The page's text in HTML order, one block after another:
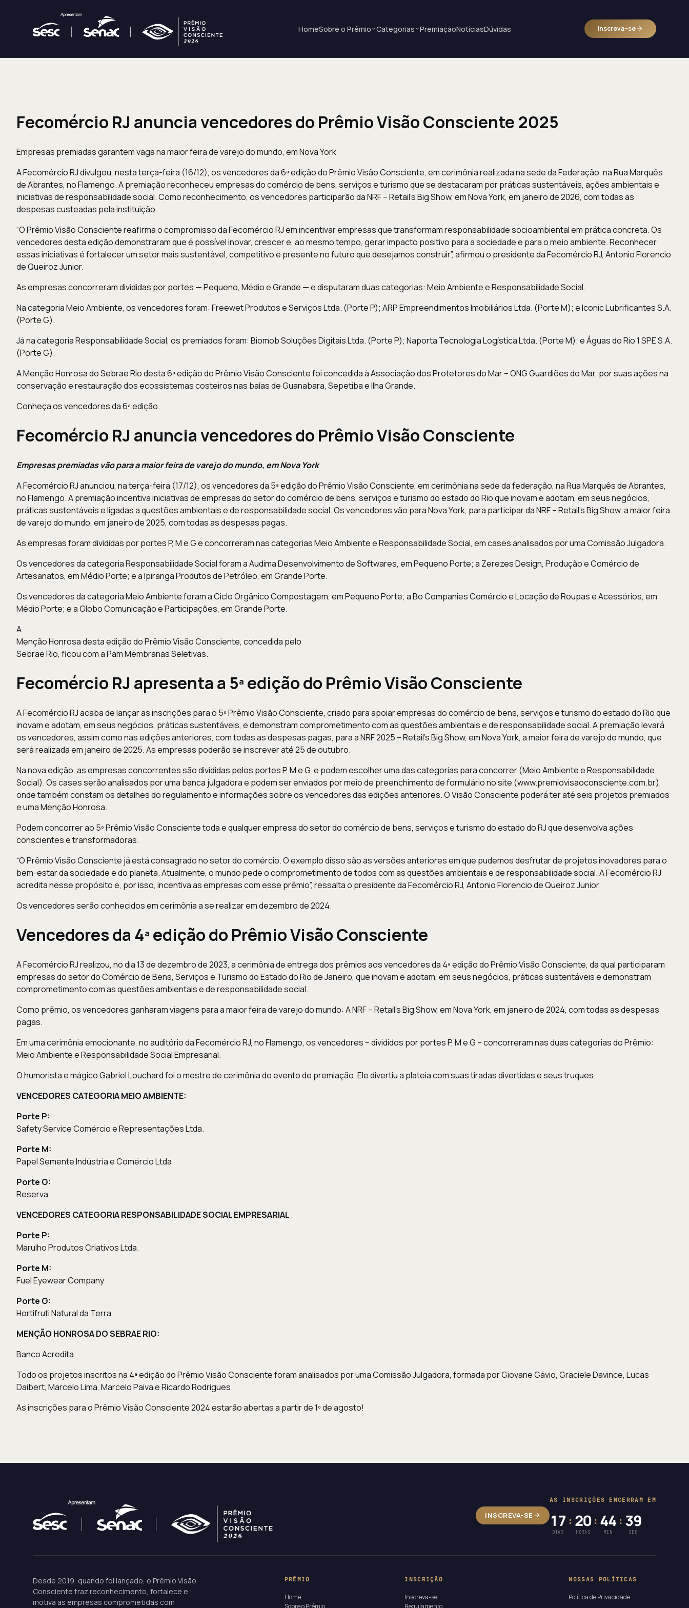
HomeSobre o Prêmio Categorias PremiaçãoNotíciasDúvidas Inscreva-se
Fecomércio RJ anuncia vencedoresdo Prêmio Visão Consciente 2025
Empresas premiadas garantem vaga na maior feira de varejo do mundo, em Nova York
A Fecomércio RJ divulgou, nesta terça-feira (16/12), os vencedores da 6ª edição do Prêmio Visão Consciente, em cerimônia realizada na sede da Federação, na Rua Marquês
de Abrantes, no Flamengo. A premiação reconheceu empresas do comércio de bens, serviços e turismo que se destacaram por práticas sustentáveis, ações ambientais e
iniciativas de responsabilidade social. Como reconhecimento, os vencedores participarão da NRF – Retail’s Big Show, em Nova York, em janeiro de 2026, com todas as
despesas custeadas pela instituição.
“O Prêmio Visão Consciente reafirma o compromisso da Fecomércio RJ em incentivar empresas que transformam responsabilidade socioambiental em prática concreta. Os
vencedores desta edição demonstraram que é possível inovar, crescer e, ao mesmo tempo, gerar impacto positivo para a sociedade e para o meio ambiente. Reconhecer
essas iniciativas é fortalecer um setor mais sustentável, competitivo e presente no futuro que desejamos construir”, afirmou o presidente da Fecomércio RJ, Antonio Florencio
de Queiroz Junior.
As empresas concorreram divididas por portes — Pequeno, Médio e Grande — e disputaram duas categorias: Meio Ambiente e Responsabilidade Social.
Na categoria Meio Ambiente, os vencedores foram: Freewet Produtos e Serviços Ltda. (Porte P); ARP Empreendimentos Imobiliários Ltda. (Porte M); e Iconic Lubrificantes S.A.
(Porte G).
Já na categoria Responsabilidade Social, os premiados foram: Biomob Soluções Digitais Ltda. (Porte P); Naporta Tecnologia Logística Ltda. (Porte M); e Águas do Rio 1 SPE S.A.
(Porte G).
A Menção Honrosa do Sebrae Rio desta 6ª edição do Prêmio Visão Consciente foi concedida à Associação dos Protetores do Mar – ONG Guardiões do Mar, por suas ações na
conservação e restauração dos ecossistemas costeiros nas baías de Guanabara, Sepetiba e Ilha Grande.
Conheça os vencedores da 6ª edição.
Fecomércio RJ anuncia vencedores do Prêmio Visão Consciente
Empresas premiadas vão para a maior feira de varejo do mundo, em Nova York
A Fecomércio RJ anunciou, na terça-feira (17/12), os vencedores da 5ª edição do Prêmio Visão Consciente, em cerimônia na sede da federação, na Rua Marquês de Abrantes,
no Flamengo. A premiação incentiva iniciativas de empresas do setor do comércio de bens, serviços e turismo do estado do Rio que inovam e adotam, em seus negócios,
práticas sustentáveis e ligadas a questões ambientais e de responsabilidade social. Os vencedores vão para Nova York, para participar da NRF – Retail’s Big Show, a maior feira
de varejo do mundo, em janeiro de 2025, com todas as despesas pagas.
As empresas foram divididas por portes P, M e G e concorreram nas categorias Meio Ambiente e Responsabilidade Social, em cases analisados por uma Comissão Julgadora.
Os vencedores da categoria Responsabilidade Social foram a Audima Desenvolvimento de Softwares, em Pequeno Porte; a Zerezes Design, Produção e Comércio de
Artesanatos, em Médio Porte; e a Ipiranga Produtos de Petróleo, em Grande Porte.
Os vencedores da categoria Meio Ambiente foram a Ciclo Orgânico Compostagem, em Pequeno Porte; a Bo Companies Comércio e Locação de Roupas e Acessórios, em
Médio Porte; e a Globo Comunicação e Participações, em Grande Porte.
A
Menção Honrosa desta edição do Prêmio Visão Consciente, concedida pelo
Sebrae Rio, ficou com a Pam Membranas Seletivas.
Fecomércio RJ apresenta a 5ª edição do Prêmio Visão Consciente
A Fecomércio RJ acaba de lançar as inscrições para o 5º Prêmio Visão Consciente, criado para apoiar empresas do comércio de bens, serviços e turismo do estado do Rio que
inovam e adotam, em seus negócios, práticas sustentáveis, e demonstram comprometimento com as questões ambientais e de responsabilidade social. A premiação levará
os vencedores, assim como nas edições anteriores, com todas as despesas pagas, para a NRF 2025 – Retail’s Big Show, em Nova York, a maior feira de varejo do mundo, que
será realizada em janeiro de 2025. As empresas poderão se inscrever até 25 de outubro.
Na nova edição, as empresas concorrentes são divididas pelos portes P, M e G, e podem escolher uma das categorias para concorrer (Meio Ambiente e Responsabilidade
Social). Os cases serão analisados por uma banca julgadora e podem ser enviados por meio de preenchimento de formulário no site (www.premiovisaoconsciente.com.br),
onde também constam os detalhes do regulamento e informações sobre os vencedores das edições anteriores. O Visão Consciente poderá ter até seis projetos premiados
e uma Menção Honrosa.
Podem concorrer ao 5º Prêmio Visão Consciente toda e qualquer empresa do setor do comércio de bens, serviços e turismo do estado do RJ que desenvolva ações
conscientes e transformadoras.
“O Prêmio Visão Consciente já está consagrado no setor do comércio. O exemplo disso são as versões anteriores em que pudemos desfrutar de projetos inovadores para o
bem-estar da sociedade e do planeta. Atualmente, o mundo pede o comprometimento de todos com as questões ambientais e de responsabilidade social. A Fecomércio RJ
acredita nesse propósito e, por isso, incentiva as empresas com esse prêmio”, ressalta o presidente da Fecomércio RJ, Antonio Florencio de Queiroz Junior.
Os vencedores serão conhecidos em cerimônia a se realizar em dezembro de 2024.
Vencedores da 4ª edição do Prêmio Visão Consciente
A Fecomércio RJ realizou, no dia 13 de dezembro de 2023, a cerimônia de entrega dos prêmios aos vencedores da 4ª edição do Prêmio Visão Consciente, da qual participaram
empresas do setor do Comércio de Bens, Serviços e Turismo do Estado do Rio de Janeiro, que inovam e adotam, em seus negócios, práticas sustentáveis e demonstram
comprometimento com as questões ambientais e de responsabilidade social.
Como prêmio, os vencedores ganharam viagens para a maior feira de varejo do mundo: A NRF – Retail’s Big Show, em Nova York, em janeiro de 2024, com todas as despesas
pagas.
Em uma cerimônia emocionante, no auditório da Fecomércio RJ, no Flamengo, os vencedores – divididos por portes P, M e G – concorreram nas duas categorias do Prêmio:
Meio Ambiente e Responsabilidade Social Empresarial.
O humorista e mágico Gabriel Louchard foi o mestre de cerimônia do evento de premiação. Ele divertiu a plateia com suas tiradas divertidas e seus truques.
VENCEDORES CATEGORIA MEIO AMBIENTE:
Porte P:
Safety Service Comércio e Representações Ltda.
Porte M:
Papel Semente Indústria e Comércio Ltda.
Porte G:
Reserva
VENCEDORES CATEGORIA RESPONSABILIDADE SOCIAL EMPRESARIAL
Porte P:
Marulho Produtos Criativos Ltda.
Porte M:
Fuel Eyewear Company
Porte G:
Hortifruti Natural da Terra
MENÇÃO HONROSA DO SEBRAE RIO:
Banco Acredita
Todo os projetos inscritos na 4ª edição do Prêmio Visão Consciente foram analisados por uma Comissão Julgadora, formada por Giovane Gávio, Graciele Davince, Lucas
Daibert, Marcelo Lima, Marcelo Paiva e Ricardo Rodrigues.
As inscrições para o Prêmio Visão Consciente 2024 estarão abertas a partir de 1º de agosto!
INSCREVA-SE
AS INSCRIÇÕES ENCERRAM EM
17
DIAS
: 20
HORAS
: 44
MIN
: 38
SEG
Desde 2019, quando foi lançado, o Prêmio Visão
Consciente traz reconhecimento, fortalece e
motiva as empresas comprometidas com
PRÊMIO
Home
Sobre o Prêmio
INSCRIÇÃO
Inscreva-se
Regulamento
NOSSAS POLÍTICAS
Política de Privacidade